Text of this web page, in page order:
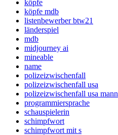
köpfe
köpfe mdb
listenbewerber btw21
länderspiel
mdb
midjourney ai
mineable
name
polizeizwischenfall
polizeizwischenfall usa
polizeizwischenfall usa mann
programmiersprache
schauspielerin
schimpfwort
schimpfwort mit s